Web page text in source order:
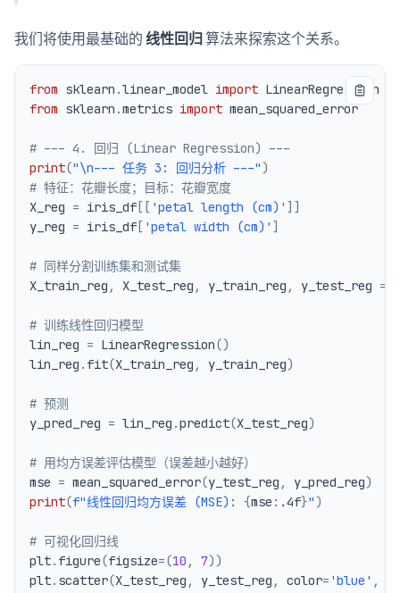
我们将使用最基础的线性回归算法来探索这个关系。
from sklearn .linear_model import
from sklearn .metrics import
# --- 4. 回归 (Linear Regression) ---
print("\n--- 任务 3: 回归分析 ---")
# 特征：花瓣长度；目标：花瓣宽度
X_reg = iris_df [ [ 'petal length (cm)' ] ]
y_reg = iris_df [ 'petal width (cm)' ]
# 同样分割训练集和测试集
X_train_reg , X_test_reg , y_train_reg , y_test_reg =
# 训练线性回归模型
lin_reg = LinearRegression()
lin_reg . fit(X_train_reg , y_train_reg)
# 预测
y_pred_reg = lin_reg .predict(X_test_reg)
# 用均方误差评估模型（误差越小越好）
mse = mean_squared_error(y_test_reg , y_pred_reg)
print(f"线性回归均方误差 (MSE): {mse : .4f}")
# 可视化回归线
plt. figure(figsize=(10 , 7))
plt. scatter(X_test_reg , y_test_reg , color= 'blue' ,